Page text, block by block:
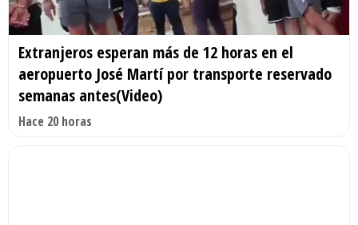
Extranjeros esperan más de 12 horas en el
aeropuerto José Martí por transporte reservado
semanas antes(Video)
Hace 20 horas